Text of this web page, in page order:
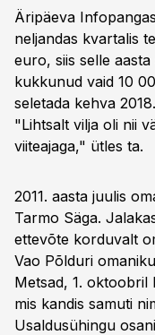
Äripäeva
neljandas kvartalis
euro, siis selle
kukkunud vaid 10
seletada kehva
"Lihtsalt vilja oli nii
viiteajaga," ütles ta.
2011. aasta juulis
Tarmo Säga.
ettevõte korduvalt
Vao Põlduri
Metsad, 1. oktoobril
mis kandis samuti
Usaldusühingu